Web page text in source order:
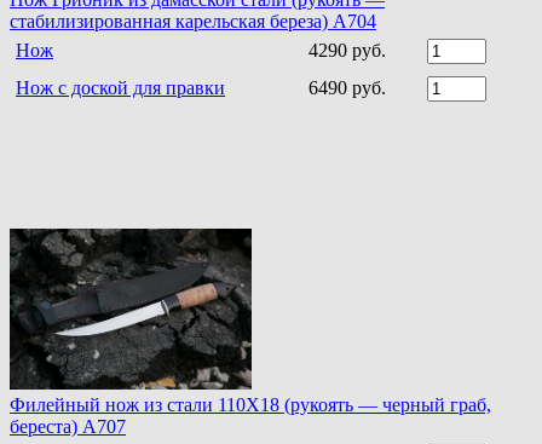
стабилизированная карельская береза) A704
Нож
4290 руб.
Нож с доской для правки
6490 руб.
Филейный нож из стали 110Х18 (рукоять — черный граб,
береста) A707